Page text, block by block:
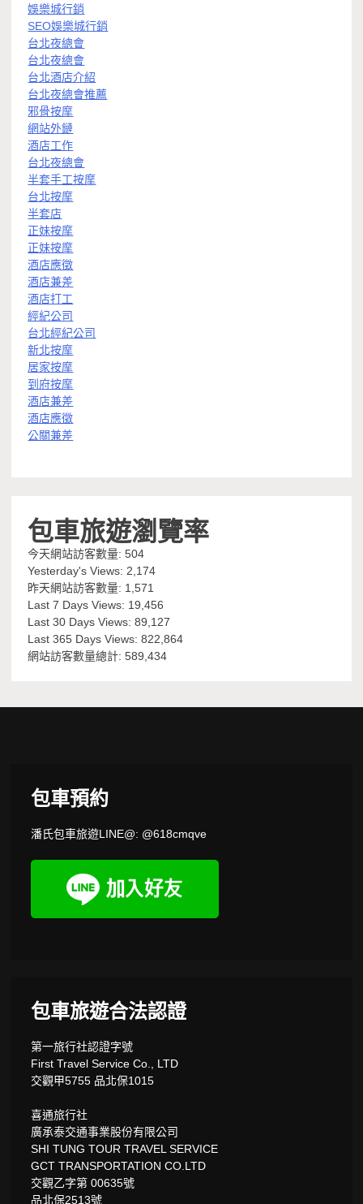
娛樂城行銷
SEO娛樂城行銷
台北夜總會
台北夜總會
台北酒店介紹
台北夜總會推薦
邪骨按摩
網站外鏈
酒店工作
台北夜總會
半套手工按摩
台北按摩
半套店
正妹按摩
正妹按摩
酒店應徵
酒店兼差
酒店打工
經紀公司
台北經紀公司
新北按摩
居家按摩
到府按摩
酒店兼差
酒店應徵
公關兼差
包車旅遊瀏覽率
今天網站訪客數量:504
Yesterday's Views: 2,174
昨天網站訪客數量: 1,571
Last 7 Days Views: 19,456
Last 30 Days Views:89,127
Last 365 Days Views:822,864
網站訪客數量總計:589,434
包車預約
潘氏包車旅遊LINE@: @618cmqve
包車旅遊合法認證
第一旅行社認證字號
First Travel Service Co., LTD
交觀甲5755 品北保1015
喜通旅行社
廣承泰交通事業股份有限公司
SHI TUNG TOUR TRAVEL SERVICE
GCT TRANSPORTATION CO.LTD
交觀乙字第 00635號
品北保2513號